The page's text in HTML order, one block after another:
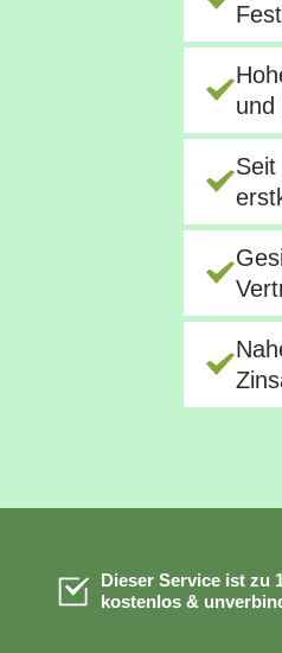
und
Dieser Service ist zu
kostenlos &